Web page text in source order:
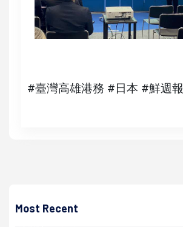
#臺灣高雄港務 #日本 #鮮週報
Most Recent
視聽障視訊語音問診